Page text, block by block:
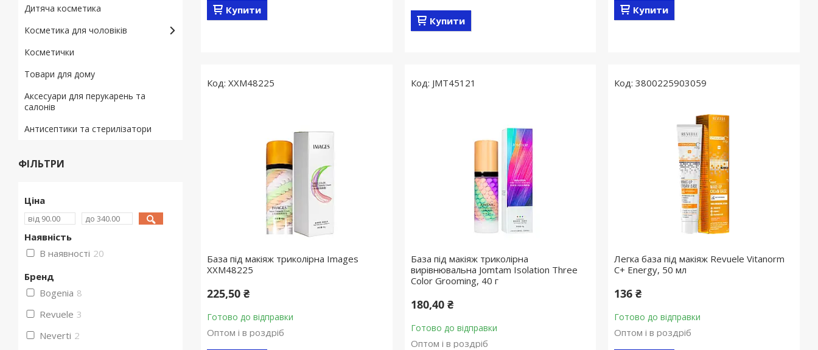
Купити
Купити
Купити
XXM48225
База під макіяж триколірна Images
XXM48225
225,50 ₴
Готово до відправки
Оптом і в роздріб
JMT45121
База під макіяж триколірна
вирівнювальна Jomtam Isolation Three
Color Grooming, 40 г
180,40 ₴
Готово до відправки
Оптом і в роздріб
3800225903059
Легка база під макіяж Revuele Vitanorm
C+ Energy, 50 мл
136 ₴
Готово до відправки
Оптом і в роздріб
Дитяча косметика
Косметика для чоловіків
Косметички
Товари для дому
Аксесуари для перукарень та
салонів
Антисептики та стерилізатори
ФІЛЬТРИ
Ціна
Наявність
В наявності 20
Бренд
Bogenia 8
Revuele 3
Neverti 2